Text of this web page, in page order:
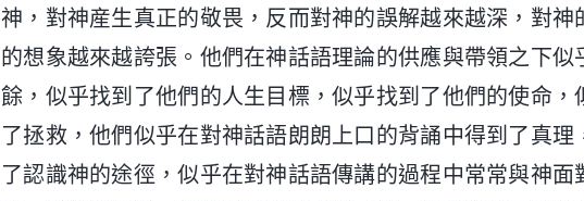
神，對神産生真正的敬畏，反而對神的誤解越來越深，對神
的想象越來越誇張。他們在神話語理論的供應與帶領之下似
餘，似乎找到了他們的人生目標，似乎找到了他們的使命，
了拯救，他們似乎在對神話語朗朗上口的背誦中得到了真理
了認識神的途徑，似乎在對神話語傳講的過程中常常與神